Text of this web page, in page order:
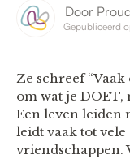
Door
Gepubliceerd
Ze schreef
om wat je
Een leven leiden
leidt vaak tot
vriendschappen.